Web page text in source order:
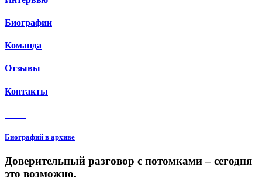
Биографии
Команда
Отзывы
Контакты
Биографий в архиве
Доверительный разговор с потомками – сегодня
это возможно.